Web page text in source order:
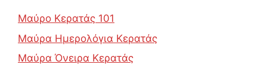
Μαύρο Κερατάς 101
Μαύρα Ημερολόγια Κερατάς
Μαύρα Όνειρα Κερατάς